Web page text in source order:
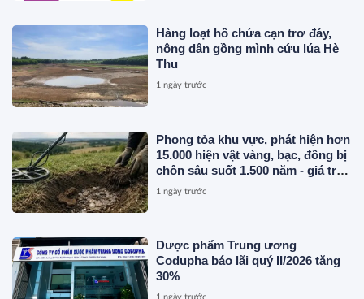
Hàng loạt hồ chứa cạn trơ đáy,
nông dân gồng mình cứu lúa Hè
Thu
1 ngày trước
Phong tỏa khu vực, phát hiện hơn
15.000 hiện vật vàng, bạc, đồng bị
chôn sâu suốt 1.500 năm - giá trị
tương đương 63 tỷ đồng
1 ngày trước
Dược phẩm Trung ương
Codupha báo lãi quý II/2026 tăng
30%
1 ngày trước